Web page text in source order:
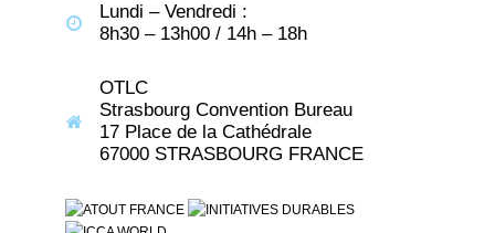
Lundi – Vendredi :
8h30 – 13h00 / 14h – 18h
OTLC
Strasbourg Convention Bureau
17 Place de la Cathédrale
67000 STRASBOURG FRANCE